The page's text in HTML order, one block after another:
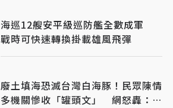
海巡12艘安平級巡防艦全數成軍
戰時可快速轉換掛載雄風飛彈
廢土填海恐滅台灣白海豚！民眾陳情
多機關慘收「罐頭文」 網怒轟：骯